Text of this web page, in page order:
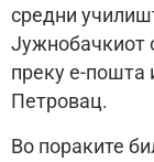
средни
Јужнобачкиот
преку е-пошта
Петровац.
Во пораките